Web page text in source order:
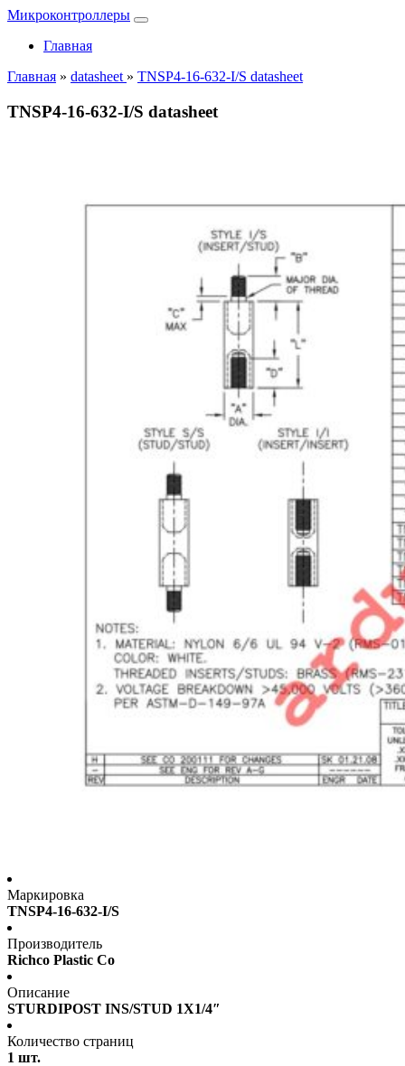
Микроконтроллеры
Главная
Главная » datasheet » TNSP4-16-632-I/S datasheet
TNSP4-16-632-I/S datasheet
Маркировка
TNSP4-16-632-I/S
Производитель
Richco Plastic Co
Описание
STURDIPOST INS/STUD 1X1/4″
Количество страниц
1 шт.